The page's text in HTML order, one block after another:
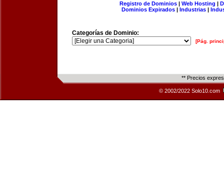
Registro de Dominios| Web Hosting |
Dominios Expirados | Industrias |
Categorías de Dominio:
[Pág.
** Precios
© 2002/2022 Solo10.com